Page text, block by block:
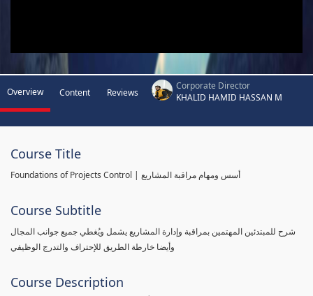
Overview Content Reviews
Corporate Director
KHALID HAMID HASSAN M
Course Title
Foundations of Projects Control | أسس ومهام مراقبة المشاريع
Course Subtitle
شرح للمبتدئين المهتمين بمراقبة وإدارة المشاريع يشمل ويُغطي جميع جوانب المجال
وأيضا خارطة الطريق للإحتراف والتدرج الوظيفي
Course Description